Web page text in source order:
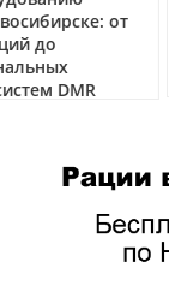
от
до
DMR